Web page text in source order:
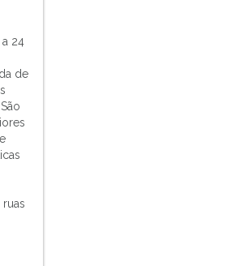
24
de